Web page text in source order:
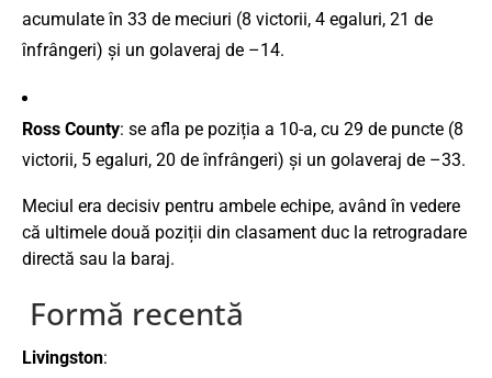
acumulateîn 33 de meciuri (8 victorii, 4 egaluri, 21 de
înfrângeri) și un golaveraj de –14.
Ross County: se afla pe poziția a 10-a, cu 29 de puncte (8
victorii, 5 egaluri, 20 deînfrângeri) și un golaveraj de –33.
Meciul era decisiv pentru ambele echipe, avândîn vedere
că ultimele două poziții din clasament duc la retrogradare
directă sau la baraj.
Formă recentă
Livingston: